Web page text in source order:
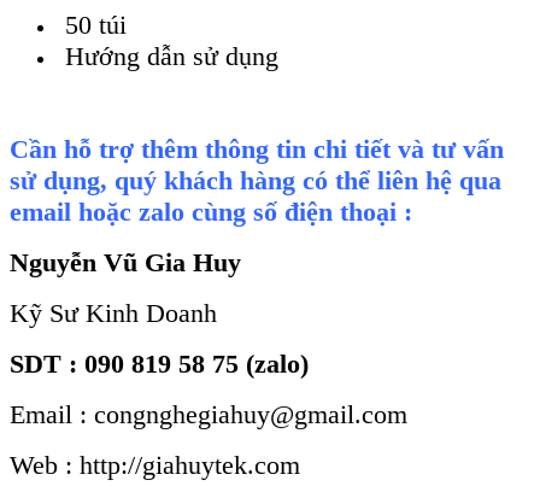
50 túi
Hướng dẫn sử dụng
Cần hỗ trợ thêm thông tin chi tiết và tư vấn
sử dụng, quý khách hàng có thể liên hệ qua
email hoặc zalo cùng số điện thoại :
Nguyễn Vũ Gia Huy
Kỹ Sư Kinh Doanh
SDT : 090 819 58 75 (zalo)
Email : congnghegiahuy@gmail.com
Web : http://giahuytek.com